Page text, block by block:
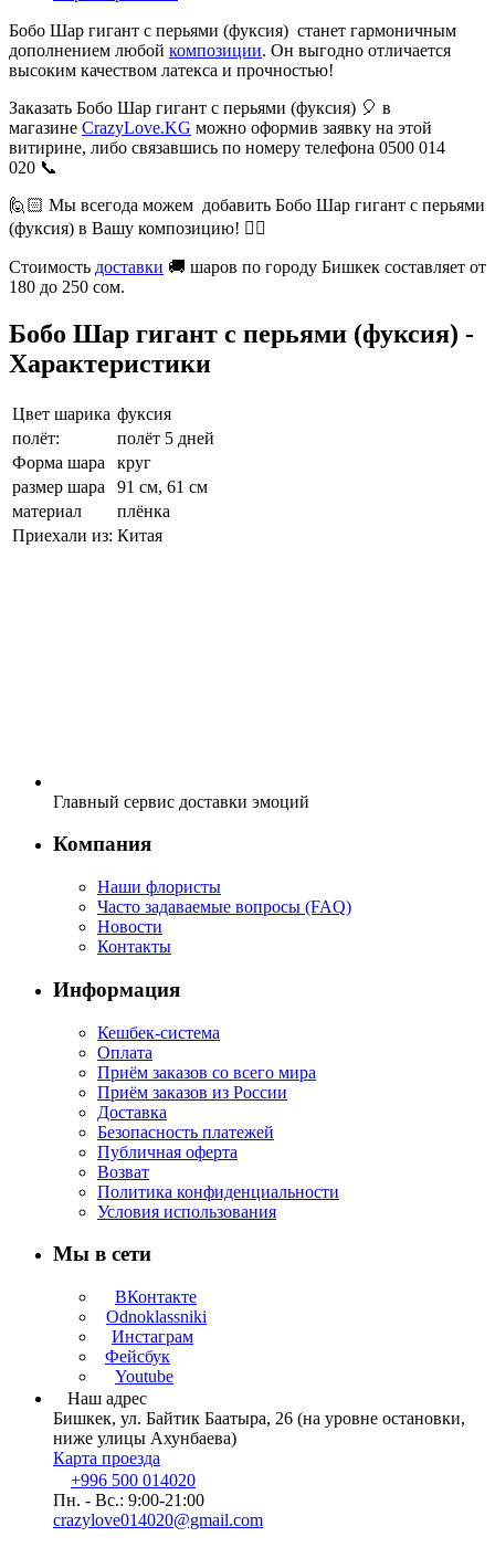
Бобо Шар гигант с перьями (фуксия) станет гармоничным
дополнением любой композиции. Он выгодно отличается
высоким качеством латекса и прочностью!
Заказать Бобо Шар гигант с перьями (фуксия) 🎈 в
магазине CrazyLove.KG можно оформив заявку на этой
витирине, либо связавшись по номеру телефона 0500 014
020 📞
🙋🏻 Мы всегода можем добавить Бобо Шар гигант с перьями
(фуксия) в Вашу композицию! 👍🏻
Стоимость доставки 🚚 шаров по городу Бишкек составляет от
180 до 250 сом.
Бобо Шар гигант с перьями (фуксия) -
Характеристики
Цвет шарика фуксия
полёт:
полёт 5 дней
Форма шара
круг
размер шара
91 см, 61 см
материал
плёнка
Приехали из: Китая
Главный сервис доставки эмоций
Компания
Наши флористы
Часто задаваемые вопросы (FAQ)
Новости
Контакты
Информация
Кешбек-система
Оплата
Приём заказов со всего мира
Приём заказов из России
Доставка
Безопасность платежей
Публичная оферта
Возват
Политика конфиденциальности
Условия использования
Мы в сети
ВКонтакте
Odnoklassniki
Инстаграм
Фейсбук
Youtube
Наш адрес
Бишкек, ул. Байтик Баатыра, 26 (на уровне остановки,
ниже улицы Ахунбаева)
Карта проезда
+996 500 014020
Пн. - Вс.: 9:00-21:00
crazylove014020@gmail.com